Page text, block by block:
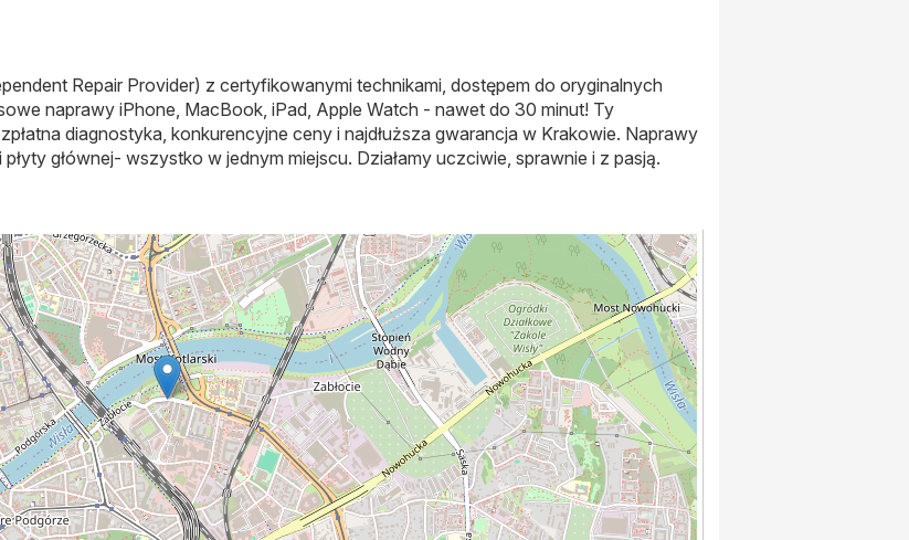
Repair Provider) z certyfikowanymi technikami, dostępem do oryginalnych
naprawy iPhone, MacBook, iPad, Apple Watch - nawet do 30 minut! Ty
diagnostyka, konkurencyjne ceny i najdłuższa gwarancja w Krakowie. Naprawy
głównej- wszystko w jednym miejscu. Działamy uczciwie, sprawnie i z pasją.